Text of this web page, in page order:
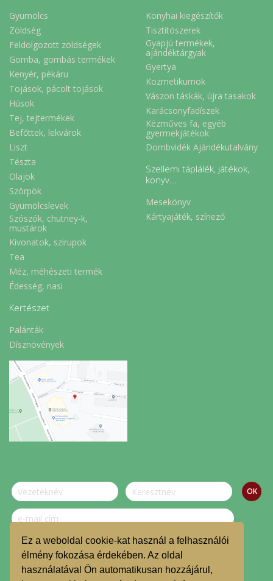
Ez a weboldal cookie-kat használ a felhasználói
élmény fokozása érdekében. Az oldal
használatával Ön automatikusan hozzájárul,
Gyümölcs
Zöldség
Feldolgozott zöldségek
Gomba, gombás termékek
Kenyér, pékáru
Tojások, pácolt tojások
Húsok
Tej, tejtermékek
Befőttek, lekvárok
Liszt
Tészta
Olajok
Szörpök
Gyümölcslevek
Szószók, chutney-k,
mustárok
Kivonatok, szirupok
Tea
Méz, méhészeti termék
Édesség, nasi
Kertészet
Palánták
Dísznövények
Konyhai kiegészítők
Tisztítószerek
Gyapjú termékek,
ajándéktárgyak
Gyertya
Kozmetikumok
Vászon táskák, újra tasakok
Karácsonyfadíszek
Kézműves fa, egyéb
gyermekjátékok
Dombvidék Ajándékutalvány
Szellemi táplálék, játékok,
könyv...
Mesekönyv
Kártyajáték, színező
Szeretnék feliratkozni a hírlevélre.
© Dombvidék Kosárközösség 2019.